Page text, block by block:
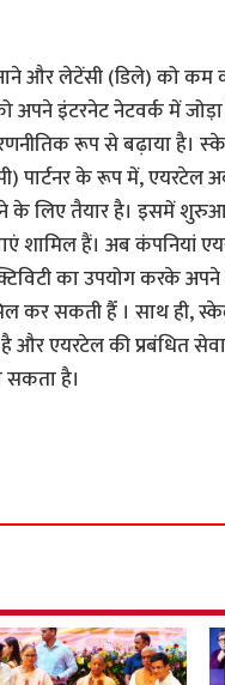
और लेटेंसी (डिले) को
अपने इंटरनेट नेटवर्क में
रूप से बढ़ाया है।
पार्टनर के रूप में, एयरटेल अब
के लिए तैयार है। इसमें
शामिल हैं। अब कंपनियां
का उपयोग करके
कर सकती हैँ । साथ ही,
और एयरटेल की प्रबंधित
सकता है।